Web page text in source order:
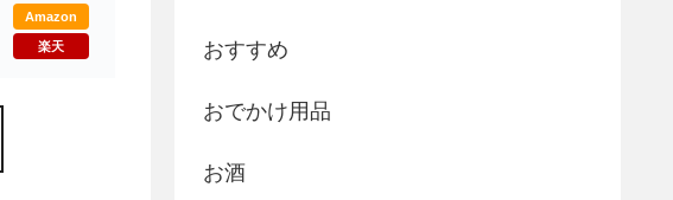
Amazon
楽天 おすすめ
おでかけ用品
お酒